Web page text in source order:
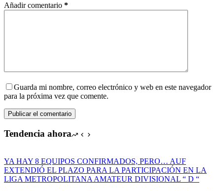
Añadir comentario *
Guarda mi nombre, correo electrónico y web en este navegador
para la próxima vez que comente.
Publicar el comentario
Tendencia ahora
YA HAY 8 EQUIPOS CONFIRMADOS, PERO… AUF
EXTENDIÓ EL PLAZO PARA LA PARTICIPACIÓN EN LA
LIGA METROPOLITANA AMATEUR DIVISIONAL “ D “